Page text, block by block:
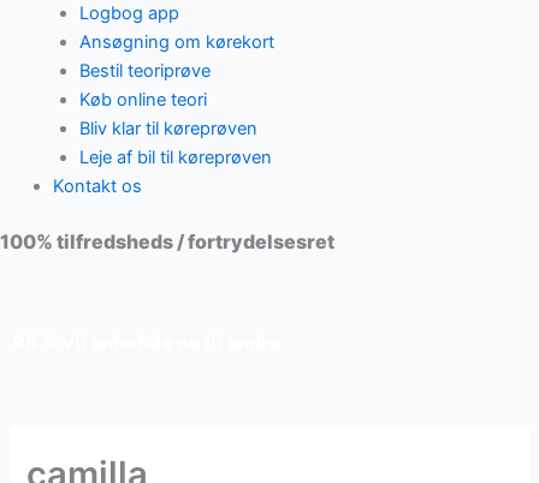
Logbog app
Ansøgning om kørekort
Bestil teoriprøve
Køb online teori
Bliv klar til køreprøven
Leje af bil til køreprøven
Kontakt os
100% tilfredsheds / fortrydelsesret
camilla